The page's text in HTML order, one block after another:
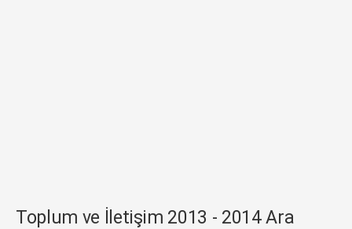
Toplum ve İletişim 2013 - 2014 Ara